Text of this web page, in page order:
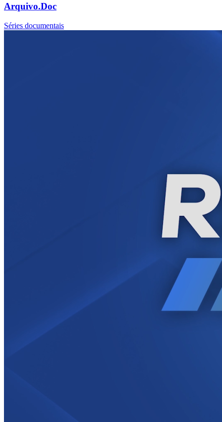
Arquivo.Doc
Séries documentais